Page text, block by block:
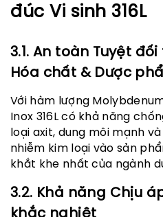
đúc Vi sinh 316L
3.1. An toàn Tuyệt
Hóa chất & Dược
Với hàm lượng
Inox 316L có khả năng
loại axit, dung môi mạnh
nhiễm kim loại vào sản
khắt khe nhất của ngành
3.2. Khả năng Chịu
khắc nghiệt